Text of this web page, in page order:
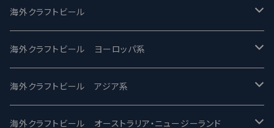
UCHU BREWING -うちゅうブルーイング
バテレ -VERTERE
2nd Story Ale Works -セカンドストーリー
ビアへるん - Beer Hearn
海外クラフトビール
Modern Times モダンタイムズ
Maui マウイ
Toppling Goliath トップリンゴライアス
海外クラフトビール ヨーロッパ系
UnBarred -アンバード
SAIREN /サイレン
海外クラフトビール アジア系
gweilo-鬼佬 グウァイロ
海外クラフトビール オーストラリア・ニュージーランド